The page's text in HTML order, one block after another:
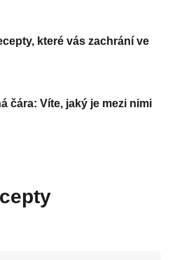
které vás zachrání ve
čára: Víte, jaký je mezi nimi